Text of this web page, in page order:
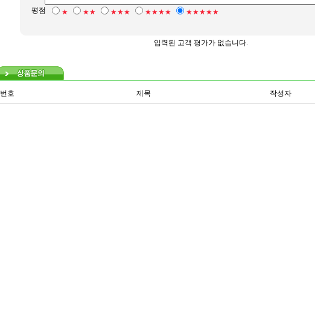
평점
★ ★★ ★★★ ★★★★ ★★★★★
입력된 고객 평가가 없습니다.
번호 제목 작성자